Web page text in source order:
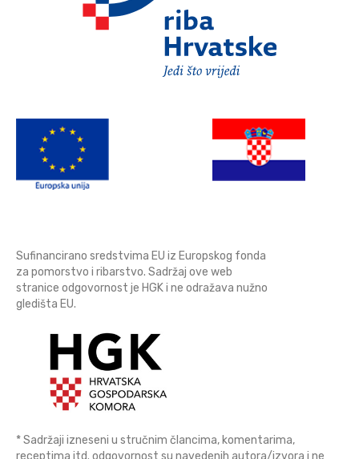
Sufinancirano sredstvima EU iz Europskog fonda
za pomorstvo i ribarstvo. Sadržaj ove web
stranice odgovornost je HGK i ne odražava nužno
gledišta EU.
* Sadržaji izneseni u stručnim člancima, komentarima,
receptima itd. odgovornost su navedenih autora/izvora i ne